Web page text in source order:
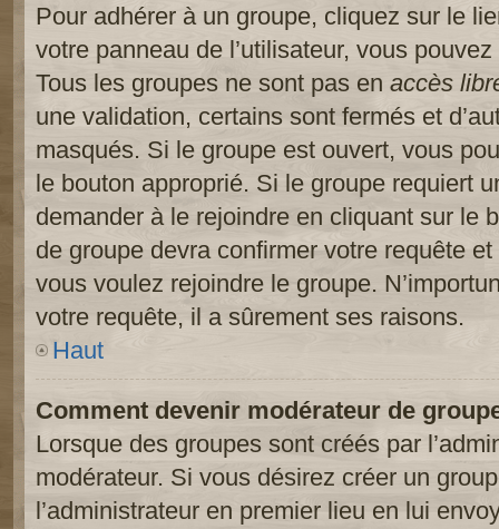
Pour adhérer à un groupe, cliquez sur le
votre panneau de l’utilisateur, vous
Tous les groupes ne sont pas en accès
une validation, certains sont fermés et
masqués. Si le groupe est ouvert, vous
le bouton approprié. Si le groupe requiert
demander à le rejoindre en cliquant sur le
de groupe devra confirmer votre requête
vous voulez rejoindre le groupe.
votre requête, il a sûrement ses raisons.
Haut
Comment devenir modérateur de
Lorsque des groupes sont créés par
modérateur. Si vous désirez créer un
l’administrateur en premier lieu en lui